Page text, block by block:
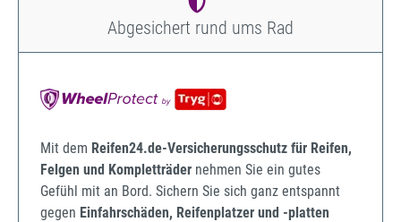
Abgesichert rund ums Rad
Mit dem Reifen24.de-Versicherungsschutz für Reifen,
Felgen und Kompletträder nehmen Sie ein gutes
Gefühl mit an Bord. Sichern Sie sich ganz entspannt
gegen Einfahrschäden, Reifenplatzer und -platten